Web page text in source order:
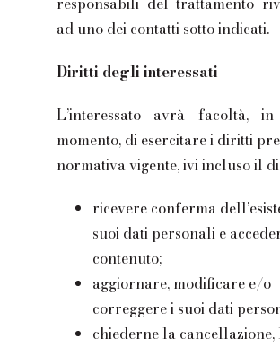
ad uno dei contatti sotto indicati.
Diritti degli interessati
L’interessato avrà facoltà, in
momento, di esercitare i diritti
normativa vigente, ivi incluso il
ricevere conferma
suoi dati personali e
contenuto;
aggiornare, modificare e/o
correggere i suoi dati
chiederne la cancellazione,